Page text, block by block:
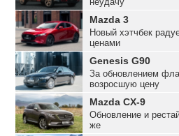
Mazda 3
Новый хэтчбек
ценами
Genesis G90
За обновлением
возросшую цену
Mazda CX-9
Обновление и
же